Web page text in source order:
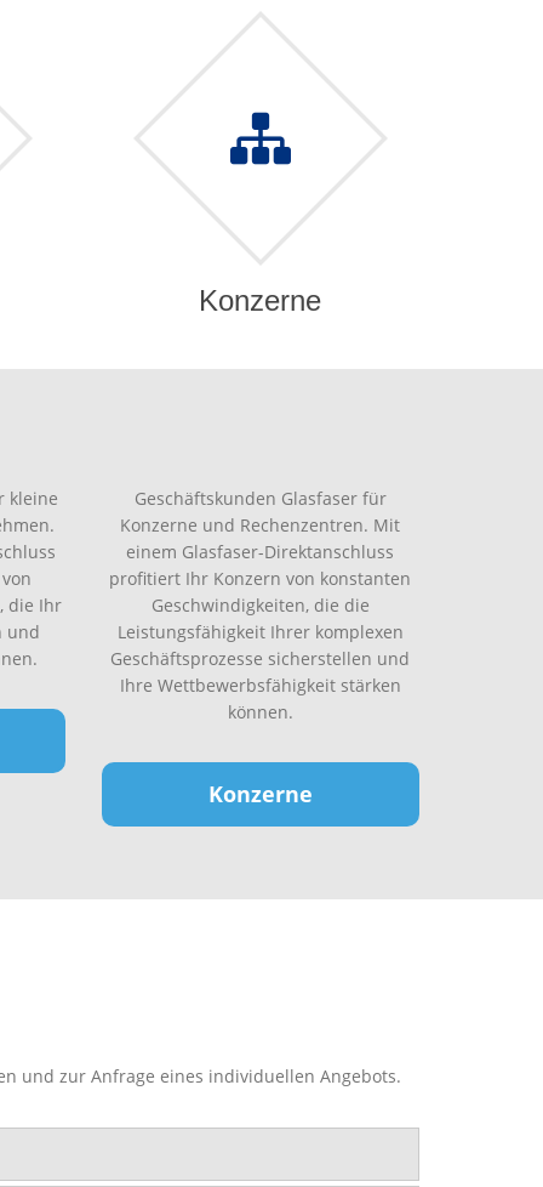
kleine
die Ihr
und
Konzerne
Geschäftskunden Glasfaser für
Konzerne und Rechenzentren. Mit
einem Glasfaser-Direktanschluss
profitiert Ihr Konzern von konstanten
Geschwindigkeiten, die die
Leistungsfähigkeit Ihrer komplexen
Geschäftsprozesse sicherstellen und
Ihre Wettbewerbsfähigkeit stärken
können.
Konzerne
und zur Anfrage eines individuellen Angebots.